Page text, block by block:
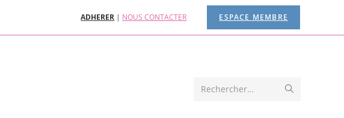
ADHERER | NOUS CONTACTER ESPACE MEMBRE
Rechercher…